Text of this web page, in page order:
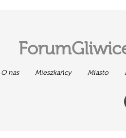
O nas Mieszkańcy Miasto